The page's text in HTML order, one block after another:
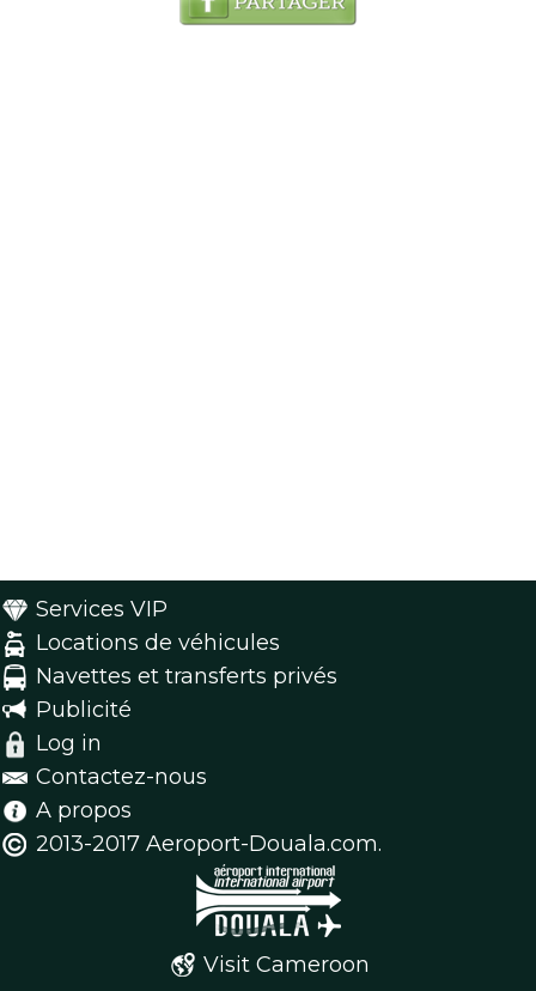
Services VIP
Locations de véhicules
Navettes et transferts privés
Publicité
Log in
Contactez-nous
A propos
2013-2017 Aeroport-Douala.com.
Visit Cameroon